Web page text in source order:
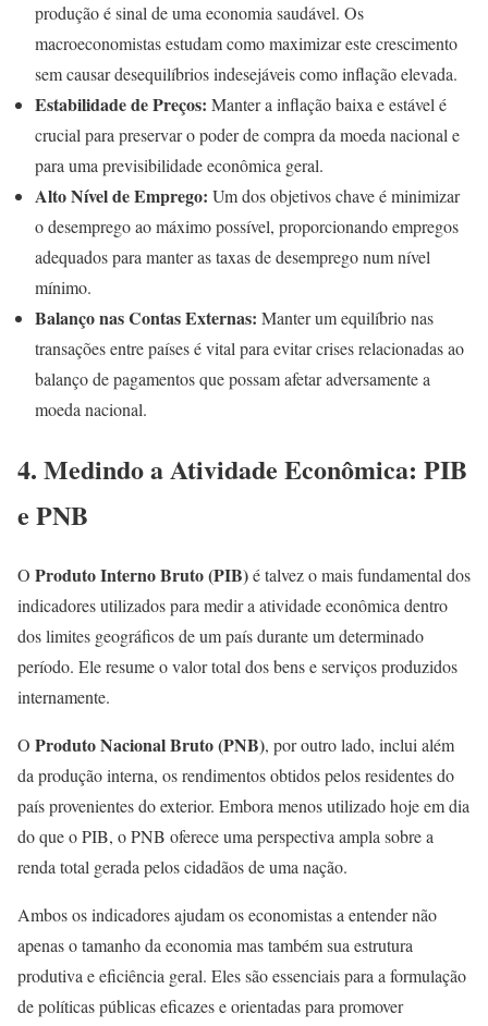
produção é sinal de uma economia saudável. Os
macroeconomistas estudam como maximizar este crescimento
sem causar desequilíbrios indesejáveis como inflação elevada.
Estabilidade de Preços: Manter a inflação baixa e estável é
crucial para preservar o poder de compra da moeda nacional e
para uma previsibilidade econômica geral.
Alto Nível de Emprego: Um dos objetivos chave é minimizar
o desemprego ao máximo possível, proporcionando empregos
adequados para manter as taxas de desemprego num nível
mínimo.
Balanço nas Contas Externas: Manter um equilíbrio nas
transações entre países é vital para evitar crises relacionadas ao
balanço de pagamentos que possam afetar adversamente a
moeda nacional.
4. Medindo a Atividade Econômica: PIB
e PNB
O Produto Interno Bruto (PIB)é talvez o mais fundamental dos
indicadores utilizados para medir a atividade econômica dentro
dos limites geográficos de um país durante um determinado
período. Ele resume o valor total dos bens e serviços produzidos
internamente.
O Produto Nacional Bruto (PNB), por outro lado, inclui além
da produção interna, os rendimentos obtidos pelos residentes do
país provenientes do exterior. Embora menos utilizado hoje em dia
do que o PIB, o PNB oferece uma perspectiva ampla sobre a
renda total gerada pelos cidadãos de uma nação.
Ambos os indicadores ajudam os economistas a entender não
apenas o tamanho da economia mas também sua estrutura
produtiva e eficiência geral. Eles são essenciais para a formulação
de políticas públicas eficazes e orientadas para promover